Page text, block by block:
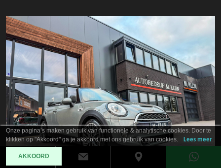
Onze pagina’s maken gebruik van functionele & analytische cookies. Door te
klikken op "Akkoord" ga je akkoord met ons gebruik van cookies.
Lees meer
AKKOORD